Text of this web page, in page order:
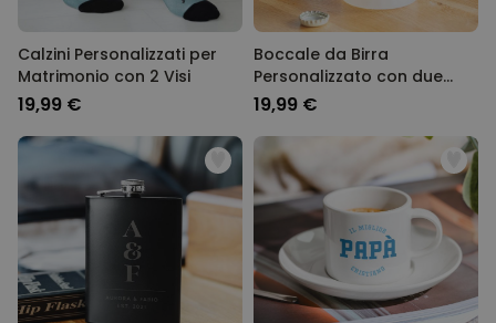
Calzini Personalizzati per
Matrimonio con 2 Visi
19,99 €
Boccale da Birra
Personalizzato con due
Volti e Logo
19,99 €